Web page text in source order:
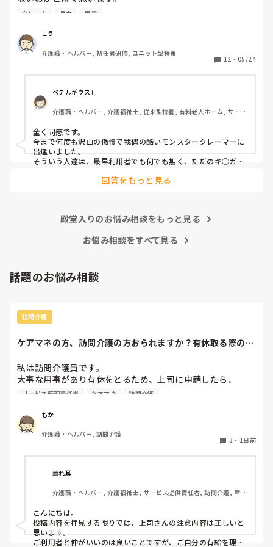
いる感じは否めません。
特に、利用者からの暴力・暴言、家族からのクレームをいつ
までも我慢するのは心情としておかしいのではと思います。
介護職員というより福祉人として間違っている考えだとは思
いますが、割りきって仕事をしていく必要があるのでしょう
心身をやられたりしたら、介護職員をやりたくなくなると思
うんですよね。
クレーム 暴力 暴言
こう
介護職・ヘルパー, 初任者研修, ユニット型特養
12 ・ 05/24
ベテルギウスⅡ
介護職・ヘルパー, 介護福祉士, 従来型特養, 有料老人ホーム, サービ
ット型特養
全く同感です。
今まで何度も沢山の傲慢で我儘の酷いモンスタークレーマーに
出逢いました。
そういう人達は、最早利用者でも何でも無く、ただのキ○ガイ
無理難題を言って来るこの人達には、毅然とした態度や対応が
まり、精神がやられた結果辞めて行きます。
治体や他職種にも拡大して、介護職に取っても働きやすい職場
回答をもっと見る
殿堂入りのお悩み相談をもっと見る
お悩み相談をすべて見る
話題のお悩み相談
訪問介護
ケアマネの方、訪問介護の方おられますか？有休取る際の、
私は訪問介護員です。
大事な用事があり有休をとるため、上司に申請したら、
代わりに訪問する職員を考えるとのこと。
話などもしたりと仲が良いため（←表現の仕方良くないかも
です、すみません）こういう理由で休みをとるから、代わり
の人になるけどいいかという相談をしていました。利用者か
わりはいらないから中止でいいよとのこと。このことを上司
に伝えたら、注意されました。
上司の注意内容
けない。
→ケアマネに中止になることを伝える時は、有休をとるから
中止になったとは言わないこと。「中止にさせてもらうこと
サービス管理責任者 ケアマネ 訪問介護
もか
介護職・ヘルパー, 訪問介護
3 ・ 1日前
垂れ耳
介護職・ヘルパー, 介護福祉士, サービス提供責任者, 訪問介護, 障害
こんにちは。
投稿内容を拝見する限りでは、上司さんの注意内容は正しいと
思います。
ご利用者と仲がいいのは良いことですが、ご自分の有給を理由